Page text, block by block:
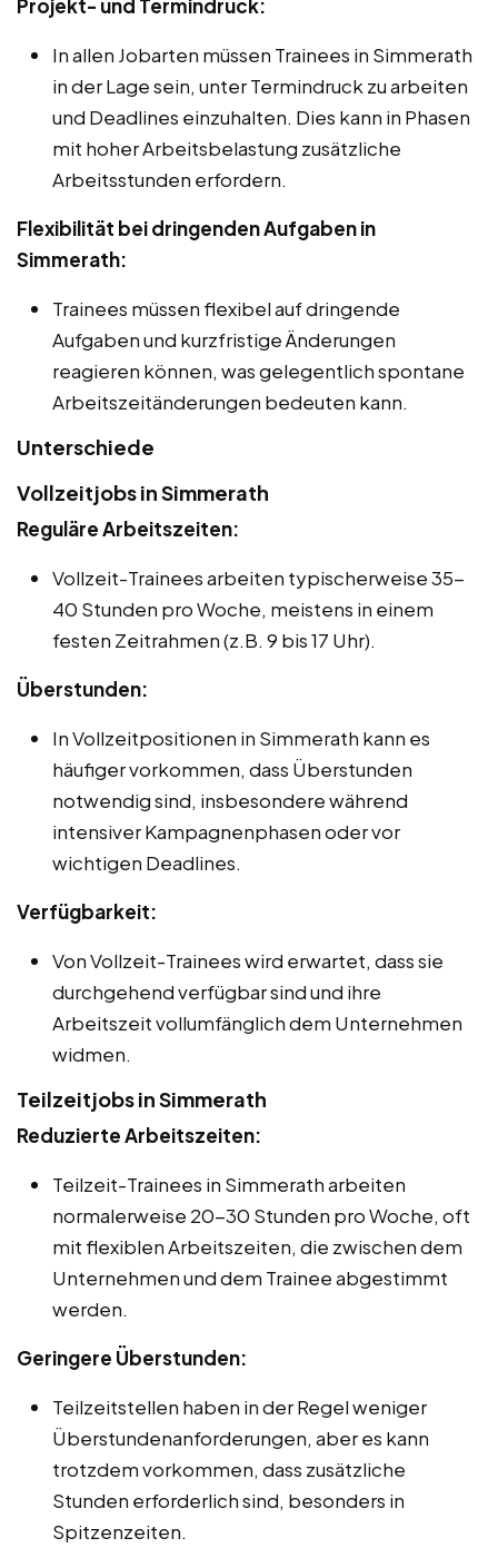
Projekt- und Termindruck:
In allen Jobarten müssen Trainees in Simmerath
in der Lage sein, unter Termindruck zu arbeiten
und Deadlines einzuhalten. Dies kann in Phasen
mit hoher Arbeitsbelastung zusätzliche
Arbeitsstunden erfordern.
Flexibilität bei dringenden Aufgaben in
Simmerath:
Trainees müssen flexibel auf dringende
Aufgaben und kurzfristige Änderungen
reagieren können, was gelegentlich spontane
Arbeitszeitänderungen bedeuten kann.
Unterschiede
Vollzeitjobs in Simmerath
Reguläre Arbeitszeiten:
Vollzeit-Trainees arbeiten typischerweise 35-
40 Stunden pro Woche, meistens in einem
festen Zeitrahmen (z.B. 9 bis 17 Uhr).
Überstunden:
In Vollzeitpositionen in Simmerath kann es
häufiger vorkommen, dass Überstunden
notwendig sind, insbesondere während
intensiver Kampagnenphasen oder vor
wichtigen Deadlines.
Verfügbarkeit:
Von Vollzeit-Trainees wird erwartet, dass sie
durchgehend verfügbar sind und ihre
Arbeitszeit vollumfänglich dem Unternehmen
widmen.
Teilzeitjobs in Simmerath
Reduzierte Arbeitszeiten:
Teilzeit-Trainees in Simmerath arbeiten
normalerweise 20-30 Stunden pro Woche, oft
mit flexiblen Arbeitszeiten, die zwischen dem
Unternehmen und dem Trainee abgestimmt
werden.
Geringere Überstunden:
Teilzeitstellen haben in der Regel weniger
Überstundenanforderungen, aber es kann
trotzdem vorkommen, dass zusätzliche
Stunden erforderlich sind, besonders in
Spitzenzeiten.